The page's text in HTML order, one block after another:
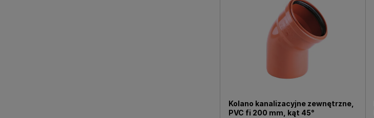
Kolano kanalizacyjne zewnętrzne,
PVC fi 200 mm, kąt 45°